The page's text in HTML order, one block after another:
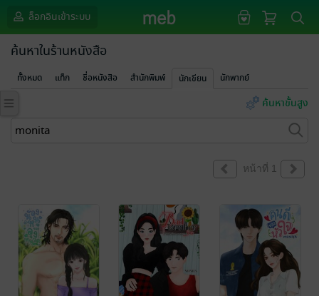
ล็อกอินเข้าระบบ
ค้นหาในร้านหนังสือ
ทั้งหมด แท็ก ชื่อหนังสือ สำนักพิมพ์ นักเขียน นักพากย์
ค้นหาขั้นสูง
หน้าที่ 1